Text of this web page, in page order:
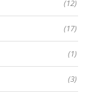
(12)
(17)
(1)
(3)